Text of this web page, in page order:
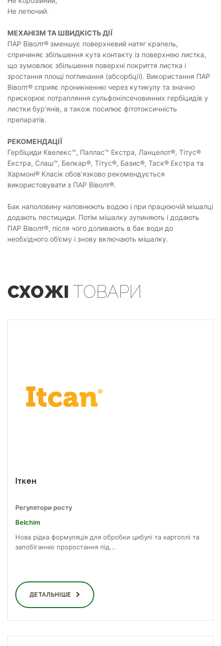
Не летючий.
МЕХАНІЗМ ТА ШВИДКІСТЬ ДІЇ
ПАР Віволт® зменшує поверхневий натяг крапель,
спричиняє збільшення кута контакту із поверхнею листка,
що зумовлює збільшення поверхні покриття листка і
зростання площі поглинання (абсорбції). Використання ПАР
Віволт® сприяє проникненню через кутикулу та значно
прискорює потрапляння сульфонілсечовинних гербіцидів у
листки бур’янів, а також посилює фітотоксичність
препаратів.
РЕКОМЕНДАЦІЇ
Гербіциди Квелекс™, Паллас™ Екстра, Ланцелот®, Тітус®
Екстра, Слаш™, Белкар®, Тітус®, Базис®, Таск® Екстра та
Хармоні® Класік обов’язково рекомендується
використовувати з ПАР Віволт®.
Бак наполовину наповнюють водою і при працюючій мішалці
додають пестициди. Потім мішалку зупиняють і додають
ПАР Віволт®, після чого доливають в бак води до
необхідного об’єму і знову включають мішалку.
СХОЖІ ТОВАРИ
Іткен
Регулятори росту
Belchim
Нова рідка формуляція для обробки цибулі та картоплі та
запобіганню проростання під...
ДЕТАЛЬНІШЕ